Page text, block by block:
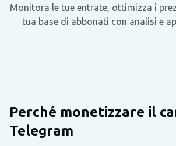
Monitora le tue entrate, ottimizza i
tua base di abbonati con analisi e
Perché monetizzare il
Telegram